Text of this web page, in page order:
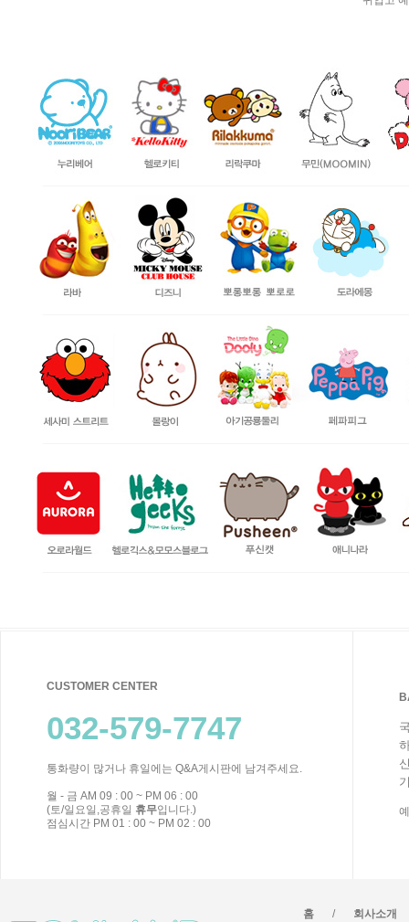
CUSTOMER CENTER
032-579-7747
통화량이 많거나 휴일에는 Q&A게시판에 남겨주세요.
월 - 금 AM 09 : 00 ~ PM 06 : 00
(토/일요일,공휴일 휴무입니다.)
점심시간 PM 01 : 00 ~ PM 02 : 00
홈 /
회사소개